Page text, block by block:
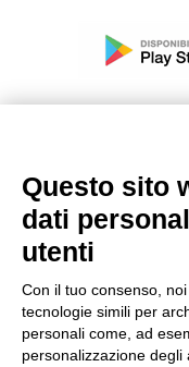
Modello
Condizioni
Questo sito
dati
utenti
Con il tuo consenso,
tecnologie simili per
personali come, ad
personalizzazione